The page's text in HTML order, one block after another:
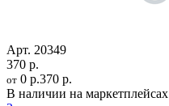
Арт. 20349
370 р.
от 0 р.370 р.
В наличии на маркетплейсах